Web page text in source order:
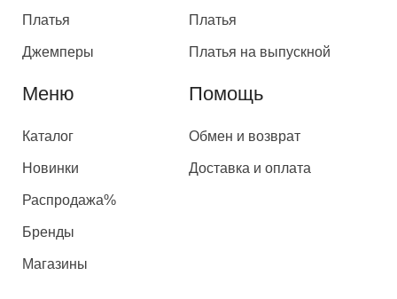
Платья
Джемперы
Платья
Платья на выпускной
Меню
Каталог
Новинки
Распродажа%
Бренды
Магазины
Помощь
Обмен и возврат
Доставка и оплата